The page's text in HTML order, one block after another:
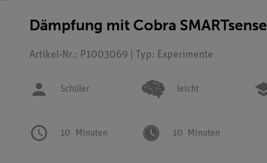
Dämpfung mit Cobra SMARTsense
Artikel-Nr.: P1003069 | Typ: Experimente
Schüler leicht
10 Minuten 10 Minuten